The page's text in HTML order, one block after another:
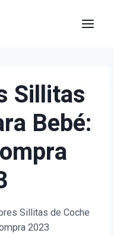
Sillitas
Bebé:
Sillitas de Coche
2023